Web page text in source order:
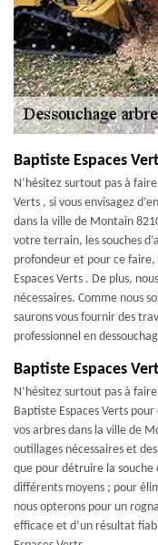
Baptiste Espaces
N’hésitez surtout pas à
Verts , si vous envisagez
dans la ville de Montain
votre terrain, les souches
profondeur et pour ce
Espaces Verts . De plus,
nécessaires. Comme nous
saurons vous fournir des
professionnel en
Baptiste Espaces
N’hésitez surtout pas à
Baptiste Espaces Verts
vos arbres dans la ville de
outillages nécessaires et
que pour détruire la
différents moyens ; pour
nous opterons pour un
efficace et d’un résultat